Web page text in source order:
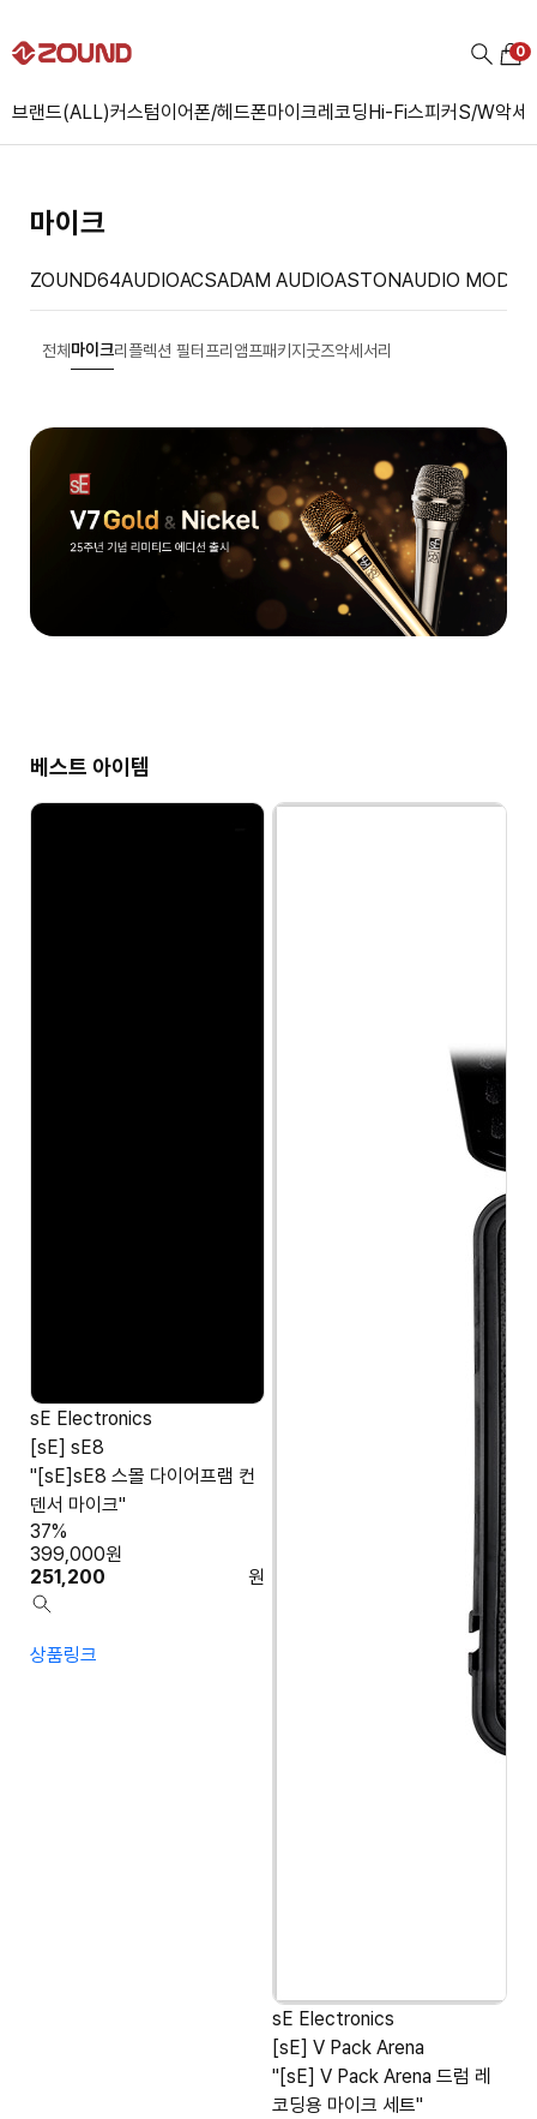
브랜드(ALL)커스텀이어폰/헤드폰마이크레코딩Hi-Fi스피커S/W악세
0
마이크
ZOUND64AUDIOACSADAM AUDIOASTONAUDIO
전체마이크리플렉션 필터 프리앰프패키지굿즈악세서리
베스트 아이템
sE Electronics
[sE] sE8
"[sE]sE8 스몰 다이어프램 컨
덴서 마이크"
251,200 원
399,000원
37%
상품링크
sE Electronics
[sE] V Pack Arena
"[sE] V Pack Arena 드럼 레
코딩용 마이크 세트"